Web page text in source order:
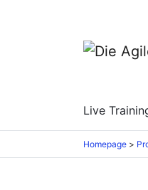
Live
Homepage